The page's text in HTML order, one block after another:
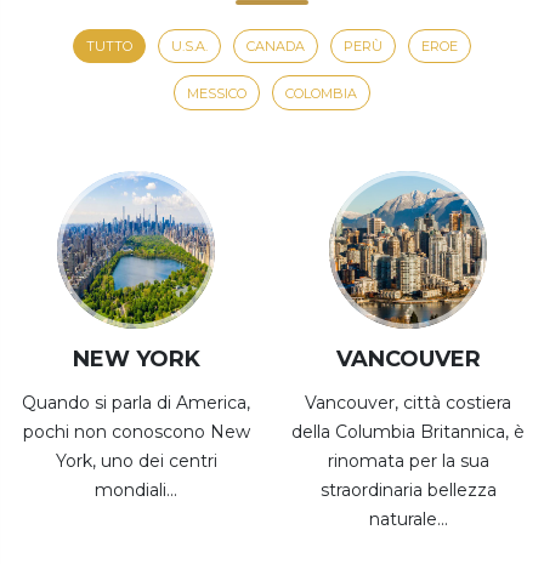
TUTTO U.S.A. CANADA PERÙ EROE
MESSICO COLOMBIA
NEW YORK
Quando si parla di America,
pochi non conoscono New
York, uno dei centri
mondiali...
VANCOUVER
Vancouver, città costiera
della Columbia Britannica, è
rinomata per la sua
straordinaria bellezza
naturale...